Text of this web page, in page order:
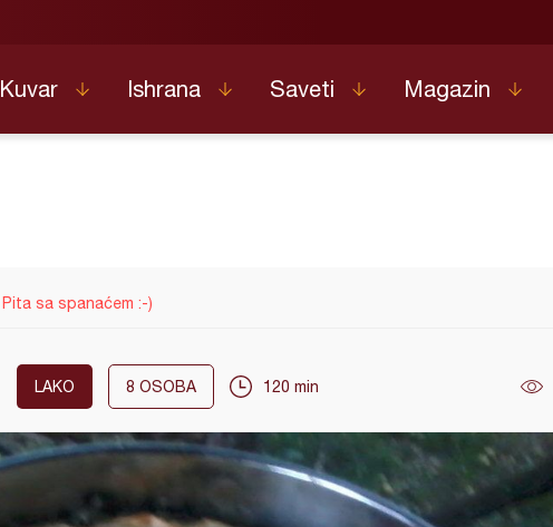
Kuvar Ishrana Saveti Magazin
Pita sa spanaćem :-)
LAKO 8 OSOBA 120 min